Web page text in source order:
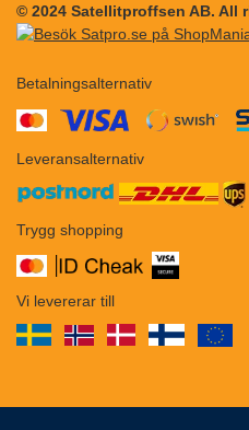
© 2024 Satellitproffsen AB. All
Betalningsalternativ
Leveransalternativ
Trygg shopping
Vi levererar till